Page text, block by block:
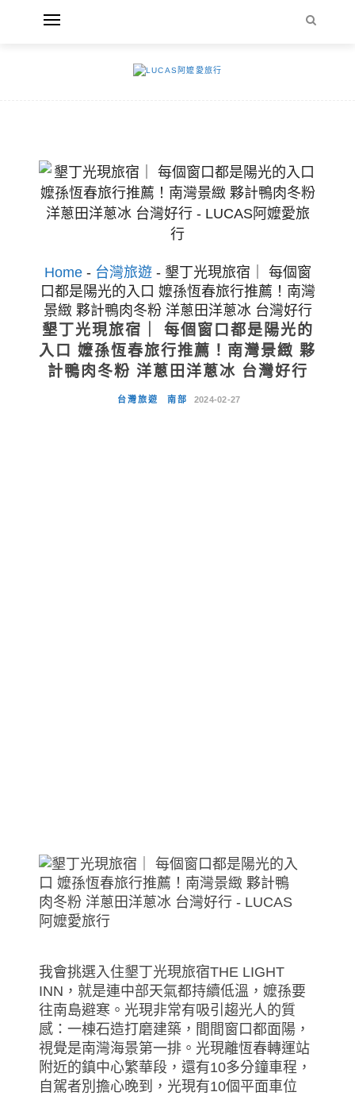
Home- 台灣旅遊- 墾丁光現旅宿｜ 每個窗
口都是陽光的入口 嬤孫恆春旅行推薦！南灣
景緻 夥計鴨肉冬粉 洋蔥田洋蔥冰 台灣好行
墾丁光現旅宿｜ 每個窗口都是陽光的
入口 嬤孫恆春旅行推薦！南灣景緻 夥
計鴨肉冬粉 洋蔥田洋蔥冰 台灣好行
台灣旅遊 南部 2024-02-27
我會挑選入住墾丁光現旅宿THE LIGHT
INN，就是連中部天氣都持續低溫，嬤孫要
往南島避寒。光現非常有吸引趨光人的質
感：一棟石造打磨建築，間間窗口都面陽，
視覺是南灣海景第一排。光現離恆春轉運站
附近的鎮中心繁華段，還有10多分鐘車程，
自駕者別擔心晚到，光現有10個平面車位